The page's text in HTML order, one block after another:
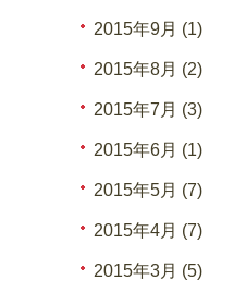
2015年9月 (1)
2015年8月 (2)
2015年7月 (3)
2015年6月 (1)
2015年5月 (7)
2015年4月 (7)
2015年3月 (5)